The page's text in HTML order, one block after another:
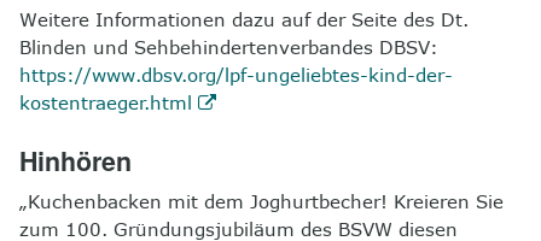
Weitere Informationen dazu auf der Seite des Dt.
Blinden und Sehbehindertenverbandes DBSV:
https://www.dbsv.org/lpf-ungeliebtes-kind-der-
kostentraeger.html
Hinhören
„Kuchenbacken mit dem Joghurtbecher! Kreieren Sie
zum 100. Gründungsjubiläum des BSVW diesen